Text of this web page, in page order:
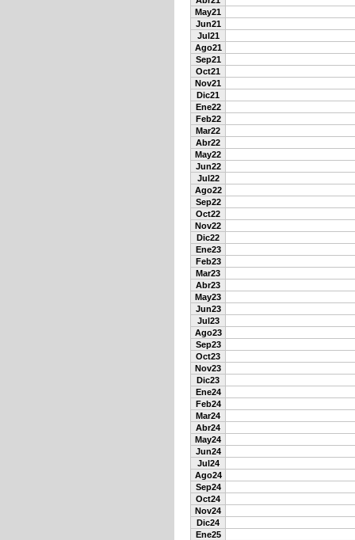
May21
Jun21
Jul21
Ago21
Sep21
Oct21
Nov21
Dic21
Ene22
Feb22
Mar22
Abr22
May22
Jun22
Jul22
Ago22
Sep22
Oct22
Nov22
Dic22
Ene23
Feb23
Mar23
Abr23
May23
Jun23
Jul23
Ago23
Sep23
Oct23
Nov23
Dic23
Ene24
Feb24
Mar24
Abr24
May24
Jun24
Jul24
Ago24
Sep24
Oct24
Nov24
Dic24
Ene25